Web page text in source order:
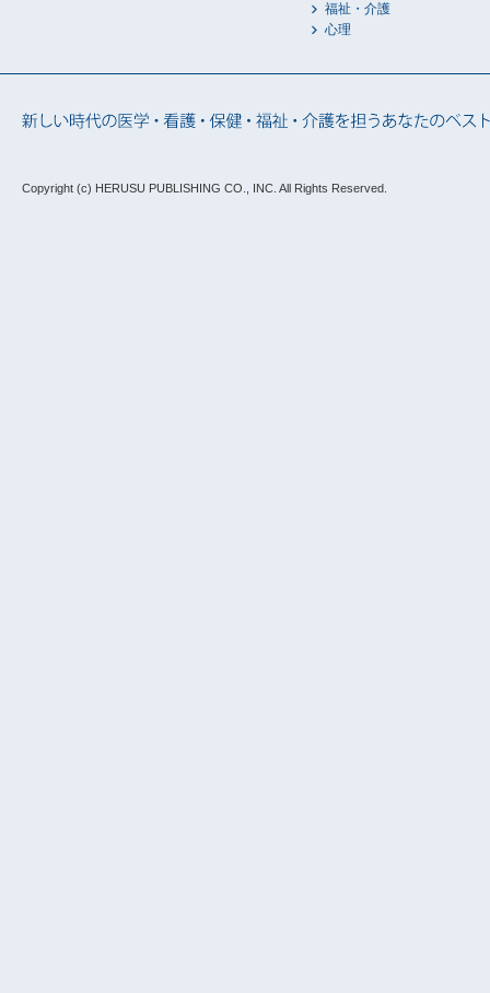
福祉・介護
心理
Copyright (c) HERUSU PUBLISHING CO., INC. All Rights Reserved.